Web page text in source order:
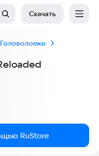
Скачать
Головоломки
RuStore